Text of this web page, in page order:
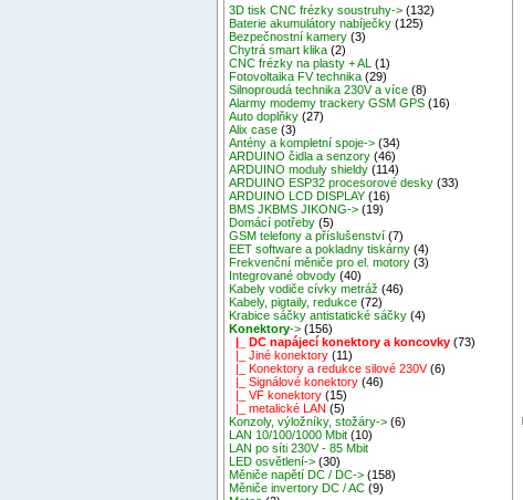
3D tisk CNC frézky soustruhy-> (132)
Baterie akumulátory nabíječky (125)
Bezpečnostní kamery (3)
Chytrá smart klika (2)
CNC frézky na plasty + AL
(1)
Fotovoltaika FV technika (29)
Silnoproudá technika 230V a více (8)
Alarmy modemy trackery GSM GPS (16)
Auto doplňky (27)
Alix case (3)
Antény a kompletní spoje-> (34)
ARDUINO čidla a senzory (46)
ARDUINO moduly shieldy (114)
ARDUINO ESP32 procesorové desky (33)
ARDUINO LCD DISPLAY (16)
BMS JKBMS JIKONG-> (19)
Domácí potřeby (5)
GSM telefony a příslušenství (7)
EET software a pokladny tiskárny (4)
Frekvenční měniče pro el. motory (3)
Integrované obvody (40)
Kabely vodiče cívky metráž (46)
Kabely, pigtaily, redukce (72)
Krabice sáčky antistatické sáčky (4)
Konektory-> (156)
|_ DC napájecí konektory a koncovky (73)
|_ Jiné konektory (11)
|_ Konektory a redukce silové 230V(6)
|_ Signálové konektory (46)
|_ VF konektory (15)
|_ metalické LAN (5)
Konzoly, výložníky, stožáry-> (6)
LAN 10/100/1000 Mbit (10)
LAN po síti 230V - 85 Mbit
LED osvětlení-> (30)
Měniče napětí DC / DC-> (158)
Měniče invertory DC / AC (9)